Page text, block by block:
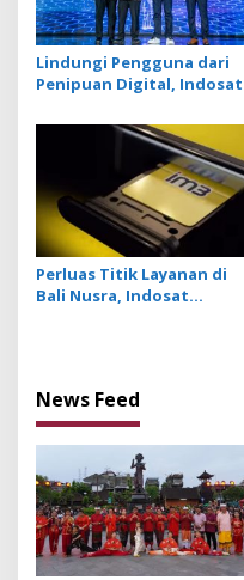
Lindungi Pengguna dari
Penipuan Digital, Indosat
dan Spam Berbasis AI
Perluas Titik Layanan di
Bali Nusra, Indosat
News Feed